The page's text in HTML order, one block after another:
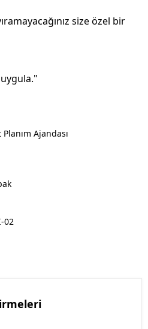
size özel bir
Ajandası
02